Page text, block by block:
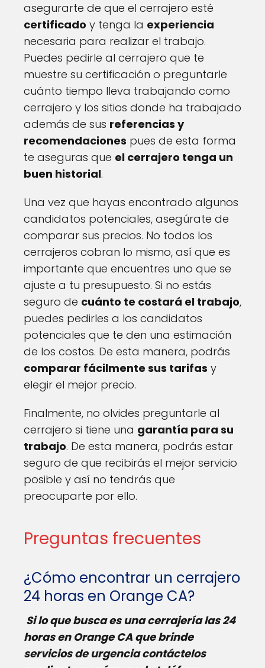
asegurarte de que el cerrajero esté
certificado y tenga la experiencia
necesaria para realizar el trabajo.
Puedes pedirle al cerrajero que te
muestre su certificación o preguntarle
cuánto tiempo lleva trabajando como
cerrajero y los sitios donde ha trabajado
además de sus referencias y
recomendaciones pues de esta forma
te aseguras que el cerrajero tenga un
buen historial.
Una vez que hayas encontrado algunos
candidatos potenciales, asegúrate de
comparar sus precios. No todos los
cerrajeros cobran lo mismo, así que es
importante que encuentres uno que se
ajuste a tu presupuesto. Si no estás
seguro de cuánto te costará el trabajo,
puedes pedirles a los candidatos
potenciales que te den una estimación
de los costos. De esta manera, podrás
comparar fácilmente sus tarifas y
elegir el mejor precio.
Finalmente, no olvides preguntarle al
cerrajero si tiene una garantía para su
trabajo. De esta manera, podrás estar
seguro de que recibirás el mejor servicio
posible y así no tendrás que
preocuparte por ello.
Preguntas frecuentes
¿Cómo encontrar un cerrajero
24 horas en Orange CA?
Si lo que busca es una cerrajería las 24
horas en Orange CA que brinde
servicios de urgencia contáctelos